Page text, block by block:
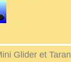
Glider et